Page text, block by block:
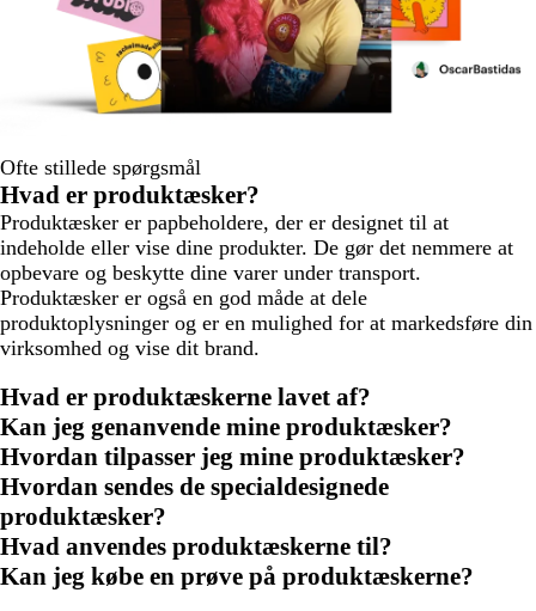
Ofte stillede spørgsmål
Hvad er produktæsker?
Produktæsker er papbeholdere, der er designet til at
indeholde eller vise dine produkter. De gør det nemmere at
opbevare og beskytte dine varer under transport.
Produktæsker er også en god måde at dele
produktoplysninger og er en mulighed for at markedsføre din
virksomhed og vise dit brand.
Hvad er produktæskerne lavet af?
Kan jeg genanvende mine produktæsker?
Hvordan tilpasser jeg mine produktæsker?
Hvordan sendes de specialdesignede
produktæsker?
Hvad anvendes produktæskerne til?
Kan jeg købe en prøve på produktæskerne?